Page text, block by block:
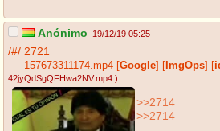
Anónimo 19/12/19 05:25
/#/ 2721
157673311174.mp4 Google ImgOps
42jyQdSgQFHwa2NV.mp4 )
>>2714
>>2714